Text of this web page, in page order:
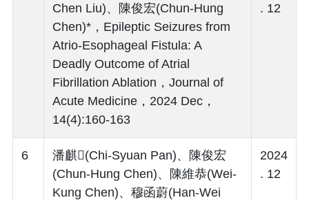
Chen Liu)、陳俊宏(Chun-Hung
Chen)*，Epileptic Seizures from
Atrio-Esophageal Fistula: A
Deadly Outcome of Atrial
Fibrillation Ablation，Journal of
Acute Medicine，2024 Dec，
14(4):160-163
. 12
6
潘麒(Chi-Syuan Pan)、陳俊宏
(Chun-Hung Chen)、陳維恭(Wei-
Kung Chen)、穆函蔚(Han-Wei
2024
. 12